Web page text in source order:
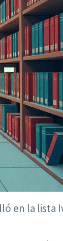
en la